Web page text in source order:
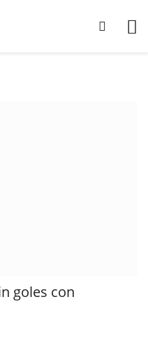
goles con